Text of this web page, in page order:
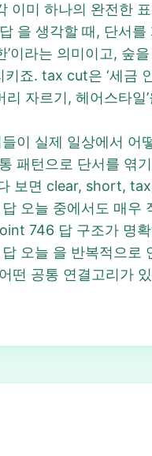
이미 하나의 완전한
을 생각할 때, 단서
’이라는 의미이고,
키죠. tax cut은 ‘세
자르기, 헤어스타일
이 실제 일상에서 어
패턴으로 단서를 엮
보면 clear, short,
오늘 중에서도 매우
746 답 구조가
오늘 을 반복적으로
떤 공통 연결고리가